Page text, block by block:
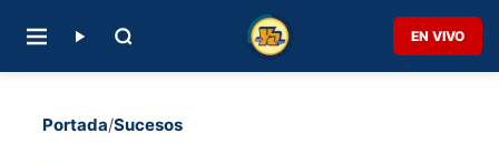
EN VIVO
Portada/Sucesos